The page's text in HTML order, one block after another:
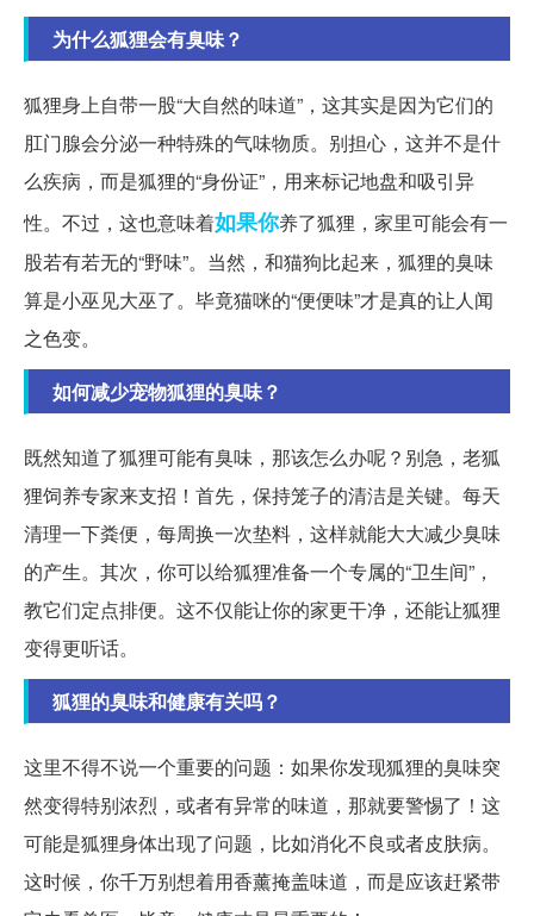
为什么狐狸会有臭味？
狐狸身上自带一股“大自然的味道”，这其实是因为它们的
肛门腺会分泌一种特殊的气味物质。别担心，这并不是什
么疾病，而是狐狸的“身份证”，用来标记地盘和吸引异
性。不过，这也意味着如果你养了狐狸，家里可能会有一
股若有若无的“野味”。当然，和猫狗比起来，狐狸的臭味
算是小巫见大巫了。毕竟猫咪的“便便味”才是真的让人闻
之色变。
如何减少宠物狐狸的臭味？
既然知道了狐狸可能有臭味，那该怎么办呢？别急，老狐
狸饲养专家来支招！首先，保持笼子的清洁是关键。每天
清理一下粪便，每周换一次垫料，这样就能大大减少臭味
的产生。其次，你可以给狐狸准备一个专属的“卫生间”，
教它们定点排便。这不仅能让你的家更干净，还能让狐狸
变得更听话。
狐狸的臭味和健康有关吗？
这里不得不说一个重要的问题：如果你发现狐狸的臭味突
然变得特别浓烈，或者有异常的味道，那就要警惕了！这
可能是狐狸身体出现了问题，比如消化不良或者皮肤病。
这时候，你千万别想着用香薰掩盖味道，而是应该赶紧带